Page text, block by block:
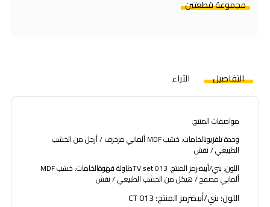
مجموعة قطعتين
التفاصيل الآراء
مواصفات المنتج:
وحدة تلفزيونالخامات: خشب MDF ألماني مزخرف / أرجل من الخشب
الطبيعي / نقش
اللون: بني/أبيضرمز المنتج: TV set 013طاولة قهوةالخامات: خشب MDF
ألماني مصفح / هيكل من الخشب الطبيعي / نقش
اللون: بني/أبيضرمز المنتج: CT 013